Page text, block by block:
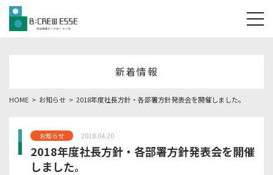
新着情報
HOME お知らせ 2018年度社長方針・各部署方針発表会を開催しました。
お知らせ 2018.04.20
2018年度社長方針・各部署方針発表会を開催
しました。